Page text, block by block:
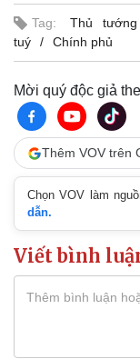
Tag: Thủ
tuý
Chính phủ
Mời quý độc giả
Thêm VOV trên
Chọn VOV làm
dẫn.
Viết bình